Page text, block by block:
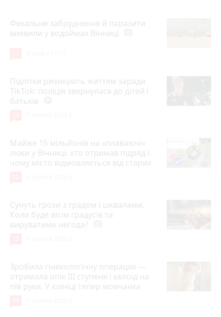
Фекальне забруднення й паразити
виявили у водоймах Вінниці
Підлітки ризикують життям заради
TikTok: поліція звернулася до дітей і
батьків
Майже 15 мільйонів на «плаваючі»
люки у Вінниці: хто отримав підряд і
чому місто відмовляється від старих
Сунуть грози з градом і шквалами.
Коли буде вісім градусів та
вируватиме негода?
Зробила гінекологічну операцію —
отримала опік ІІІ ступеня і келоїд на
пів руки. У клініці тепер мовчанка